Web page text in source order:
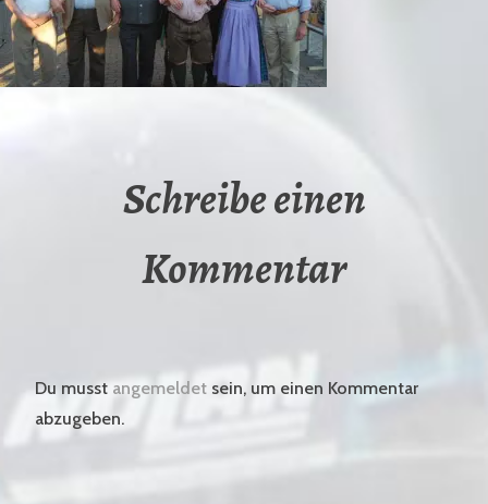
Schreibe einen
Kommentar
Du musst angemeldet sein, um einen Kommentar
abzugeben.